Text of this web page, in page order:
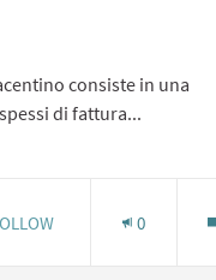
consiste in una
di fattura...
0